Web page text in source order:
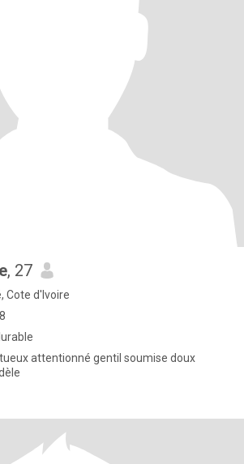
, 27
Cote d'Ivoire
attentionné gentil soumise doux